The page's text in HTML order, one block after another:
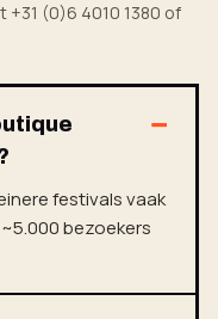
+31 (0)6 4010 1380 of
festivals vaak
bezoekers